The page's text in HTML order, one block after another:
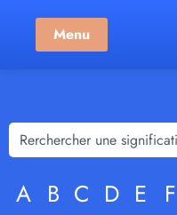
Menu
A B C D E F